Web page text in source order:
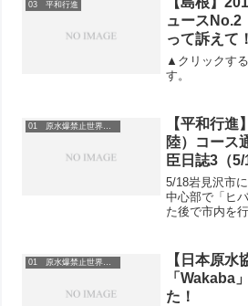
した結果、核
03 平和行進
ュース
って訴えて
▲クリックす
す。
01 原水爆禁止世界大会
【平和行
陸）コース
臣日誌3（5/
5/18岩見沢市
中心部で「ヒ
た後で市内を
す」と。5/19
市宣言」を...
01 原水爆禁止世界大会
【日本原
「Wakaba
た！